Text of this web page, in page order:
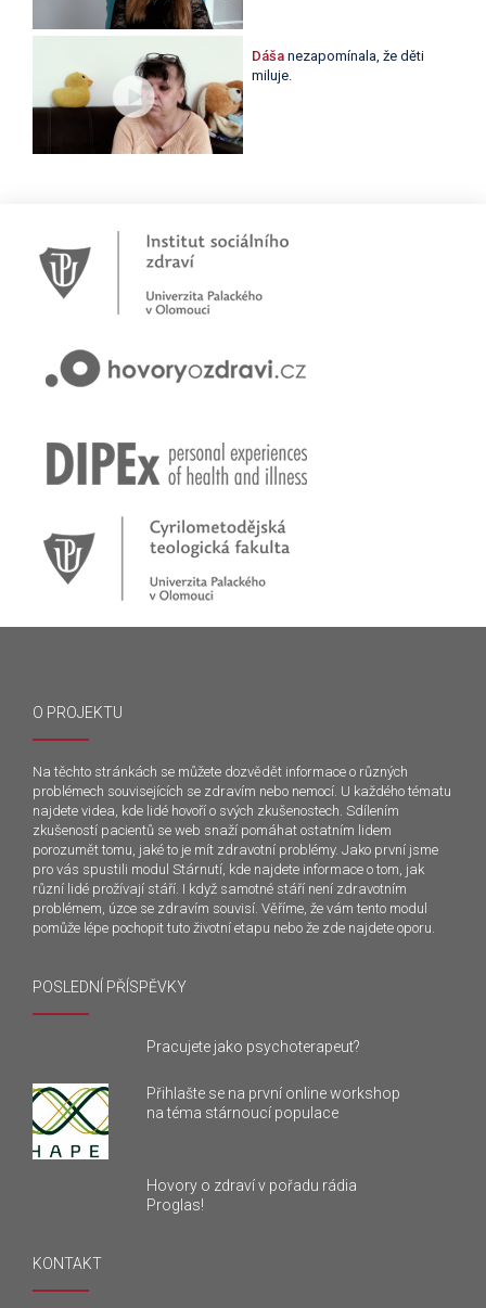
Dáša nezapomínala, že děti
miluje.
O PROJEKTU
Na těchto stránkách se můžete dozvědět informace o různých
problémech souvisejících se zdravím nebo nemocí. U každého tématu
najdete videa, kde lidé hovoří o svých zkušenostech. Sdílením
zkušeností pacientů se web snaží pomáhat ostatním lidem
porozumět tomu, jaké to je mít zdravotní problémy. Jako první jsme
pro vás spustili modul Stárnutí, kde najdete informace o tom, jak
různí lidé prožívají stáří. I když samotné stáří není zdravotním
problémem, úzce se zdravím souvisí. Věříme, že vám tento modul
pomůže lépe pochopit tuto životní etapu nebo že zde najdete oporu.
POSLEDNÍ PŘÍSPĚVKY
Pracujete jako psychoterapeut?
Přihlašte se na první online workshop
na téma stárnoucí populace
Hovory o zdraví v pořadu rádia
Proglas!
KONTAKT